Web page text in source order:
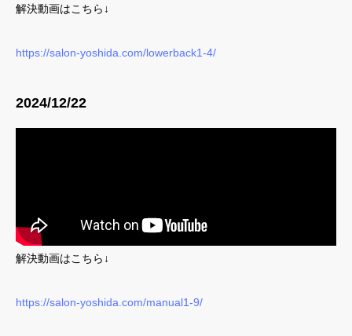
解決動画はこちら↓
https://salon-yoshida.com/lowerback1-4/
2024/12/22
解決動画はこちら↓
https://salon-yoshida.com/manual1-9/